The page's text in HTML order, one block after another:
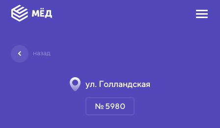
назад
ул. Голландская
№ 5980